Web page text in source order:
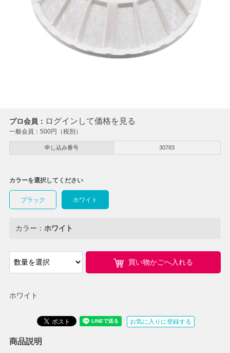
プロ会員： ログインして価格を見る
一般会員： 500円（税別）
申し込み番号 30783
ホワイト
カラーを選択してください
ブラック ホワイト
カラー： ホワイト
買い物かごへ入れる
お気に入りに登録する
商品説明